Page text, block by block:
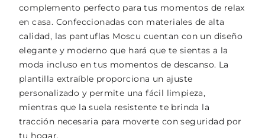
complemento perfecto para tus momentos de relax
en casa. Confeccionadas con materiales de alta
calidad, las pantuflas Moscu cuentan con un diseño
elegante y moderno que hará que te sientas a la
moda incluso en tus momentos de descanso. La
plantilla extraíble proporciona un ajuste
personalizado y permite una fácil limpieza,
mientras que la suela resistente te brinda la
tracción necesaria para moverte con seguridad por
tu hogar.